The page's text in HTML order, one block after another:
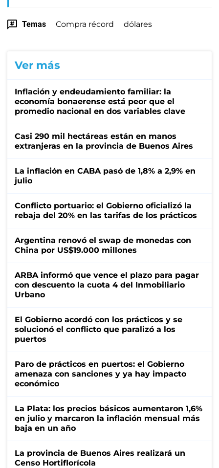
Temas Compra récord dólares
Ver más
Inflación y endeudamiento familiar: la
economía bonaerense está peor que el
promedio nacional en dos variables clave
Casi 290 mil hectáreas están en manos
extranjeras en la provincia de Buenos Aires
La inflación en CABA pasó de 1,8% a 2,9% en
julio
Conflicto portuario: el Gobierno oficializó la
rebaja del 20% en las tarifas de los prácticos
Argentina renovó el swap de monedas con
China por US$19.000 millones
ARBA informó que vence el plazo para pagar
con descuento la cuota 4 del Inmobiliario
Urbano
El Gobierno acordó con los prácticos y se
solucionó el conflicto que paralizó a los
puertos
Paro de prácticos en puertos: el Gobierno
amenaza con sanciones y ya hay impacto
económico
La Plata: los precios básicos aumentaron 1,6%
en julio y marcaron la inflación mensual más
baja en un año
La provincia de Buenos Aires realizará un
Censo Hortiflorícola